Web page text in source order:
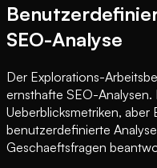
SEO-Analyse
Der Explorations-
ernsthafte SEO-
Ueberblicksmetriken, aber
benutzerdefinierte
Geschaeftsfragen